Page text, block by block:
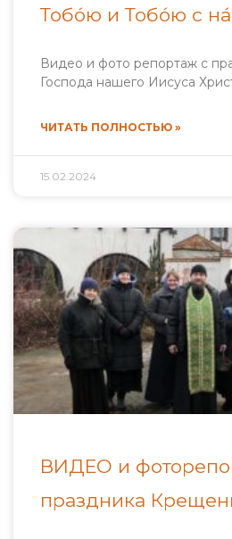
Тобо́ю и Тобо́ю с
Видео и фото репортаж с
Господа нашего Иисуса
ЧИТАТЬ ПОЛНОСТЬЮ »
15.02.2024
ВИДЕО и
праздника